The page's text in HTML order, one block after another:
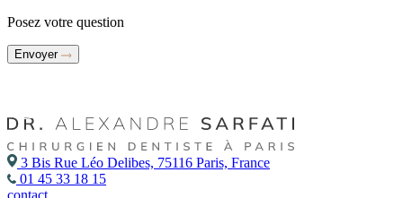
Posez votre question
Envoyer
3 Bis Rue Léo Delibes, 75116 Paris, France
01 45 33 18 15